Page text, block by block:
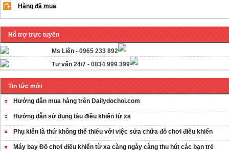
Hàng đã mua
Hỗ trợ trực tuyến
Ms Liên - 0965 233 892
Tư vấn 24/7 - 0834 999 399
Tin tức mới
Hướng dẫn mua hàng trên Dailydochoi.com
Hướng dẫn sử dụng tàu điều khiển từ xa
Phụ kiên là thứ không thể thiếu với việc sửa chữa đồ chơi điều khiển
Máy bay Đồ chơi điều khiển từ xa càng ngày càng thu hút các bạn trẻ